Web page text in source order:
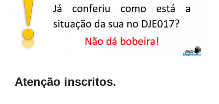
Atenção inscritos.